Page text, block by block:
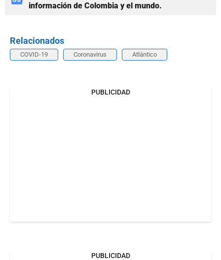
información de Colombia y el mundo.
Relacionados
COVID-19 Coronavirus Atlántico
PUBLICIDAD
PUBLICIDAD